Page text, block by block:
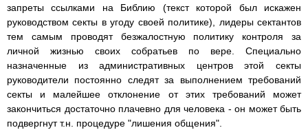
запреты ссылками на Библию (текст которой был искажен
руководством секты в угоду своей политике), лидеры сектантов
тем самым проводят безжалостную политику контроля за
личной жизнью своих собратьев по вере. Специально
назначенные из административных центров этой секты
руководители постоянно следят за выполнением требований
секты и малейшее отклонение от этих требований может
закончиться достаточно плачевно для человека - он может быть
подвергнут т.н. процедуре "лишения общения".